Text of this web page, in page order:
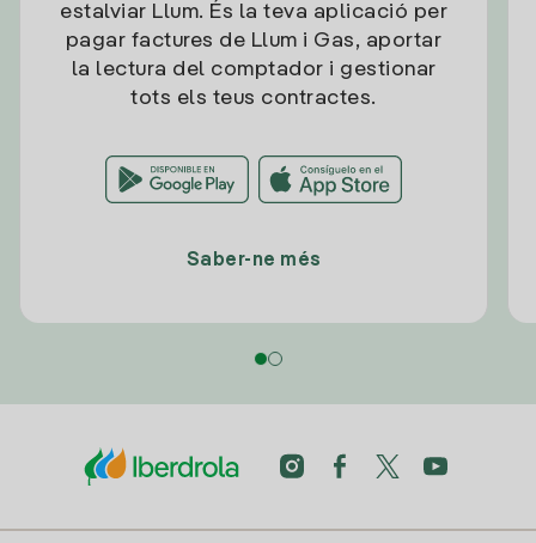
estalviar Llum. És la teva aplicació per
pagar factures de Llum i Gas, aportar
la lectura del comptador i gestionar
tots els teus contractes.
Saber-ne més